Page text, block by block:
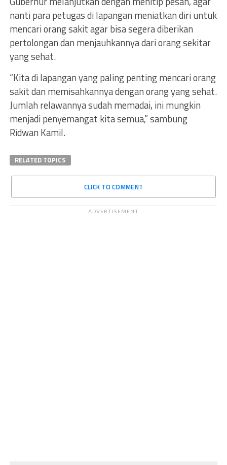
nanti para petugas di lapangan meniatkan diri untuk
mencari orang sakit agar bisa segera diberikan
pertolongan dan menjauhkannya dari orang sekitar
yang sehat.
“Kita di lapangan yang paling penting mencari orang
sakit dan memisahkannya dengan orang yang sehat.
Jumlah relawannya sudah memadai, ini mungkin
menjadi penyemangat kita semua,” sambung
Ridwan Kamil.
RELATED TOPICS
CLICK TO COMMENT
ADVERTISEMENT